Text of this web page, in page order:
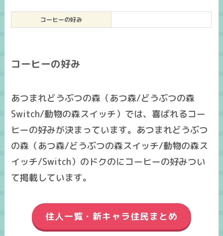
コーヒーの好み
コーヒーの好み
あつまれどうぶつの森（あつ森/どうぶつの森
Switch/動物の森スイッチ）では、喜ばれるコー
ヒーの好みが決まっています。あつまれどうぶつ
の森（あつ森/どうぶつの森スイッチ/動物の森ス
イッチ/Switch）のドクのにコーヒーの好みつい
て掲載しています。
住人一覧・新キャラ住民まとめ